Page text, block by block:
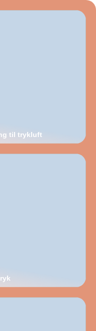
til trykluft